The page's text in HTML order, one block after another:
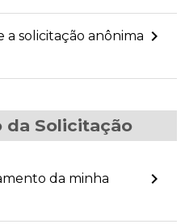
solicitação anônima keyboard_arrow_right
da Solicitação
da minha
keyboard_arrow_right